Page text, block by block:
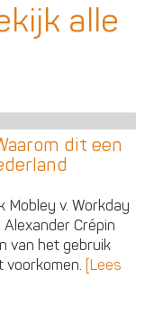
alle
dit een
Mobley v. Workday
Crépin
van het gebruik
voorkomen. [Lees